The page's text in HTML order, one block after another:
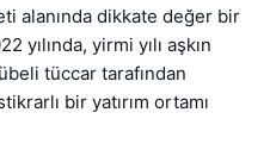
alanında dikkate değer bir
yılında, yirmi yılı aşkın
tüccar tarafından
bir yatırım ortamı